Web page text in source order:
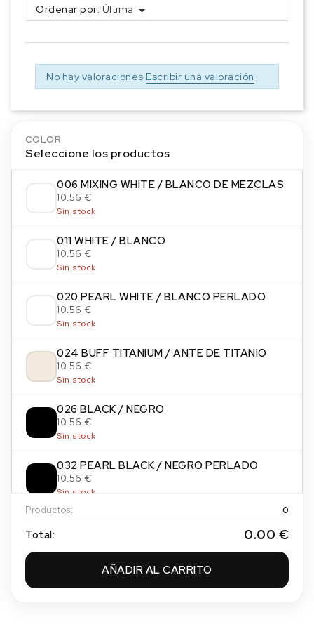
Ordenar por: Última
No hay valoraciones Escribir una valoración
COLOR
Seleccione los productos
006 MIXING WHITE / BLANCO DE MEZCLAS
10.56 €
Sin stock
011 WHITE / BLANCO
10.56 €
Sin stock
020 PEARL WHITE / BLANCO PERLADO
10.56 €
Sin stock
024 BUFF TITANIUM / ANTE DE TITANIO
10.56 €
Sin stock
026 BLACK / NEGRO
10.56 €
Sin stock
032 PEARL BLACK / NEGRO PERLADO
10.56 €
Sin stock
084 NEUTRAL GREY / GRIS NEUTRO
10.56 €
Productos: 0
Total: 0.00 €
AÑADIR AL CARRITO